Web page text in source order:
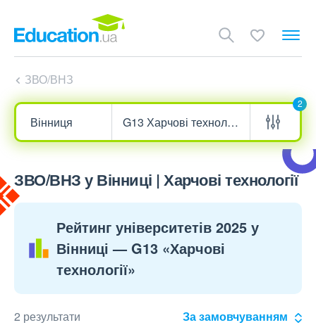
ЗВО/ВНЗ
2
ЗВО/ВНЗ у Вінниці | Харчові технології
Рейтинг університетів 2025 у
Вінниці — G13 «Харчові
технології»
2 результати За замовчуванням